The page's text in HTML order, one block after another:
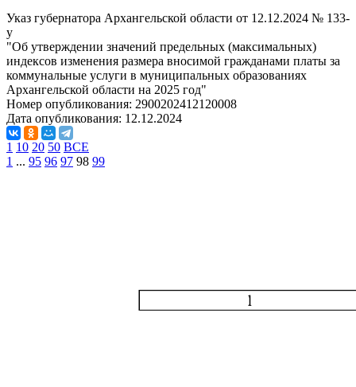
Указ губернатора Архангельской области от 12.12.2024 № 133-
у
"Об утверждении значений предельных (максимальных)
индексов изменения размера вносимой гражданами платы за
коммунальные услуги в муниципальных образованиях
Архангельской области на 2025 год"
Номер опубликования: 2900202412120008
Дата опубликования: 12.12.2024
1 10 20 50 ВСЕ
1 ... 95 96 97 98 99